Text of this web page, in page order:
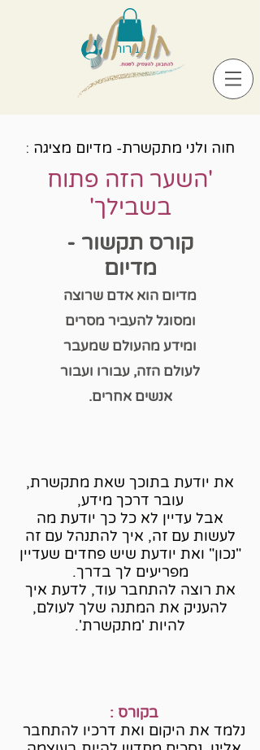
להתחברות
חוה ולני מתקשרת- מדיום מציגה :
'השער הזה פתוח
בשבילך'
קורס תקשור -
מדיום
מדיום הוא אדם שרוצה
ומסוגל להעביר מסרים
ומידע מהעולם שמעבר
לעולם הזה, עבורו ועבור
אנשים אחרים.
את יודעת בתוכך שאת מתקשרת,
עובר דרכך מידע,
אבל עדיין לא כל כך יודעת מה
לעשות עם זה, איך להתנהל עם זה
"נכון" ואת יודעת שיש פחדים שעדיין
מפריעים לך בדרך.
את רוצה להתחבר עוד, לדעת איך
להעניק את המתנה שלך לעולם,
להיות 'מתקשרת'.
בקורס :
נלמד את היקום ואת דרכיו להתחבר